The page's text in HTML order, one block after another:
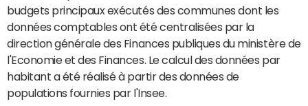
budgets principaux exécutés des communes dont les
données comptables ont été centralisées par la
direction générale des Finances publiques du ministère de
l'Economie et des Finances. Le calcul des données par
habitant a été réalisé à partir des données de
populations fournies par l'Insee.